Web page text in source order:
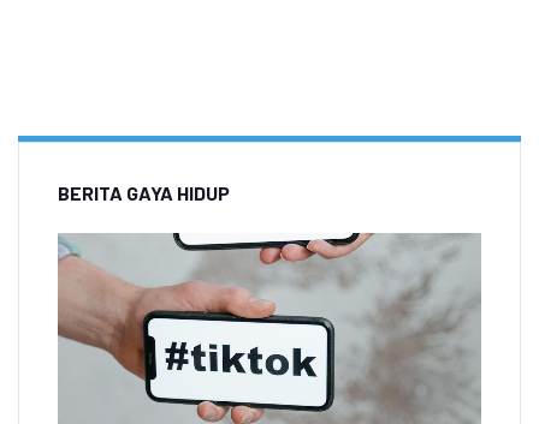
BERITA GAYA HIDUP